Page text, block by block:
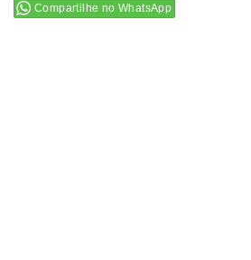
Compartilhe no WhatsApp